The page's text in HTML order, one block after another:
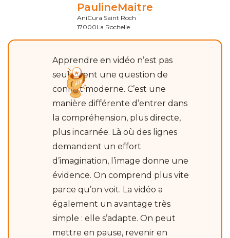
PaulineMaitre
AniCura Saint Roch
17000La Rochelle
Apprendre en vidéo n’est pas
seulement une question de
confort moderne. C’est une
manière différente d’entrer dans
la compréhension, plus directe,
plus incarnée. Là où des lignes
demandent un effort
d’imagination, l’image donne une
évidence. On comprend plus vite
parce qu’on voit. La vidéo a
également un avantage très
simple : elle s’adapte. On peut
mettre en pause, revenir en